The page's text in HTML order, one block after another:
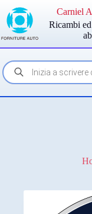
contenuto
Carniel
Ricambi
Products
search